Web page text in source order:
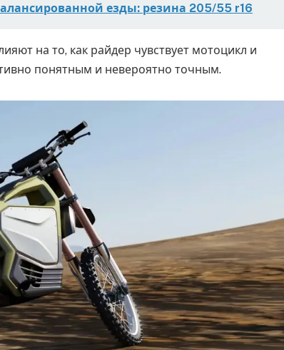
езды: резина 205/55 r16
на то, как райдер чувствует мотоцикл и
понятным и невероятно точным.